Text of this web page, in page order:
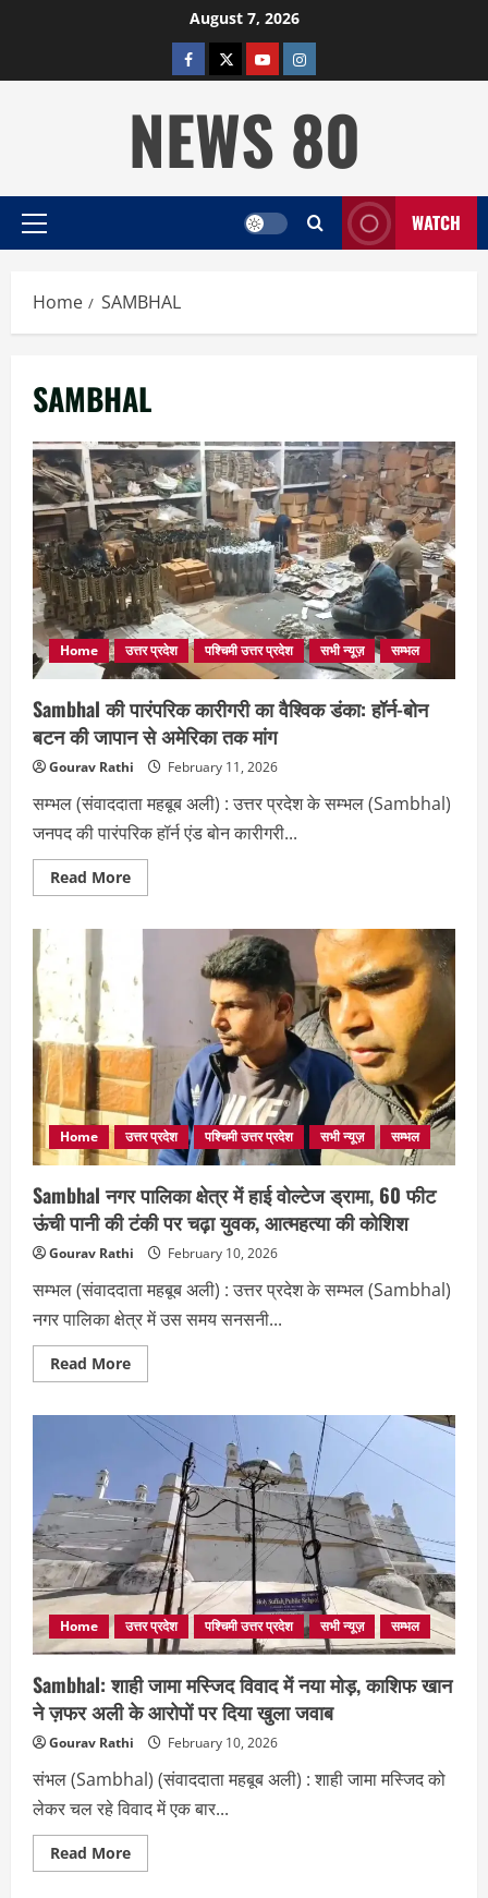
August 7, 2026
facebooktwitterYOUTUBE
instagram
NEWS 80
Primary
WATCH
Home SAMBHAL
SAMBHAL
Home उत्तर प्रदेश पश्चिमी उत्तर प्रदेश सभी न्यूज़ सम्भल
Sambhal की पारंपरिक कारीगरी का वैश्विक डंका: हॉर्न-बोन
बटन की जापान से अमेरिका तक मांग
Gourav Rathi February 11, 2026
सम्भल (संवाददाता महबूब अली) : उत्तर प्रदेश के सम्भल (Sambhal)
जनपद की पारंपरिक हॉर्न एंड बोन कारीगरी...
Read MoreRead
more
पारंपरिक
कारीगरी
का
वैश्विक
हॉर्न-
बोन
बटन
की
जापान
से
अमेरिका
तक
मांग
Home उत्तर प्रदेश पश्चिमी उत्तर प्रदेश सभी न्यूज़ सम्भल
Sambhal नगर पालिका क्षेत्र में हाई वोल्टेज ड्रामा, 60 फीट
ऊंची पानी की टंकी पर चढ़ा युवक, आत्महत्या की कोशिश
Gourav Rathi February 10, 2026
सम्भल (संवाददाता महबूब अली) : उत्तर प्रदेश के सम्भल (Sambhal)
नगर पालिका क्षेत्र में उस समय सनसनी...
Read MoreRead
more
नगर
पालिका
हाई
वोल्टेज
ड्रामा,
60
फीट
ऊंची
पानी
की
टंकी
पर
चढ़ा
युवक,
की
कोशिश
Home उत्तर प्रदेश पश्चिमी उत्तर प्रदेश सभी न्यूज़ सम्भल
Sambhal: शाही जामा मस्जिद विवाद में नया मोड़, काशिफ खान
ने ज़फर अली के आरोपों पर दिया खुला जवाब
Gourav Rathi February 10, 2026
संभल (Sambhal) (संवाददाता महबूब अली) : शाही जामा मस्जिद को
लेकर चल रहे विवाद में एक बार...
Read MoreRead
more